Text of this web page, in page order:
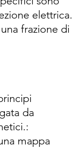
elettrica.
frazione di
da
mappa